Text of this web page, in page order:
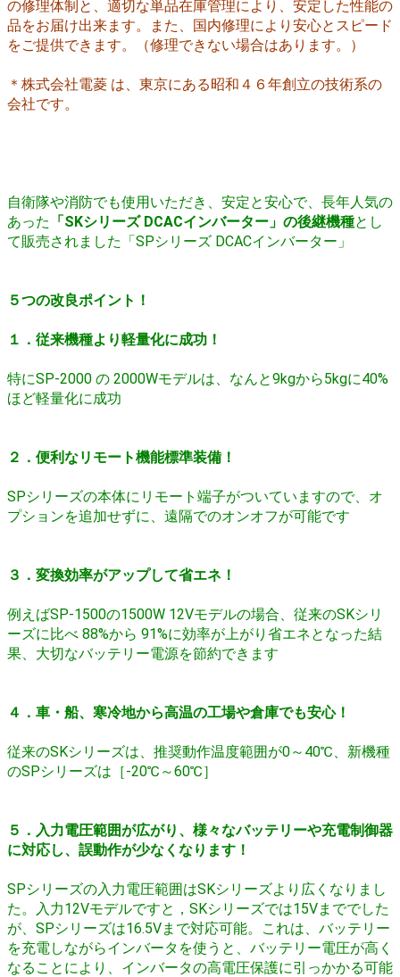
の修理体制と、適切な単品在庫管理により、安定した性能の
品をお届け出来ます。また、国内修理により安心とスピード
をご提供できます。（修理できない場合はあります。）
＊株式会社電菱 は、東京にある昭和４６年創立の技術系の
会社です。
自衛隊や消防でも使用いただき、 安定と安心で、長年人気の
あった 「SKシリーズ DCACインバーター」の後継機種とし
て販売されました「SPシリーズ DCACインバーター」
５つの改良ポイント！
１．従来機種より軽量化に成功！
特にSP-2000 の 2000Wモデルは、なんと9kgから5kgに40%
ほど軽量化に成功
２．便利なリモート機能標準装備！
SPシリーズの本体にリモート端子がついていますので、オ
プションを追加せずに、遠隔でのオンオフが可能です
３．変換効率がアップして省エネ！
例えばSP-1500の1500W 12Vモデルの場合、従来のSKシリ
ーズに比べ 88%から 91%に効率が上がり省エネとなった結
果、大切なバッテリー電源を節約できます
４．車・船、寒冷地から高温の工場や倉庫でも安心！
従来のSKシリーズは、推奨動作温度範囲が0～40℃、新機種
のSPシリーズは［-20℃～60℃］
５．入力電圧範囲が広がり、様々なバッテリーや充電制御器
に対応し、誤動作が少なくなります！
SPシリーズの入力電圧範囲はSKシリーズより広くなりまし
た。
入力12Vモデルですと，SKシリーズでは15Vまででした
が、SPシリーズは16.5Vまで対応可能。
これは、バッテリー
を充電しながらインバータを使うと、バッテリー電圧が高く
なることにより、インバータの高電圧保護に引っかかる可能